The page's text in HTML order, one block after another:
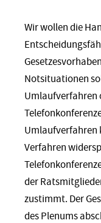
Wir wollen die
Notsituationen
Umlaufverfahren
Umlaufverfahren
Verfahren
der
zustimmt. Der
des Plenums